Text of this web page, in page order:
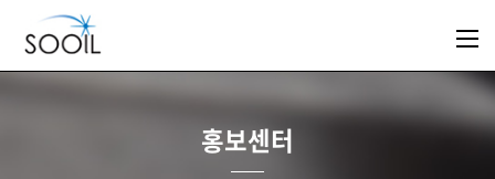
홍보센터